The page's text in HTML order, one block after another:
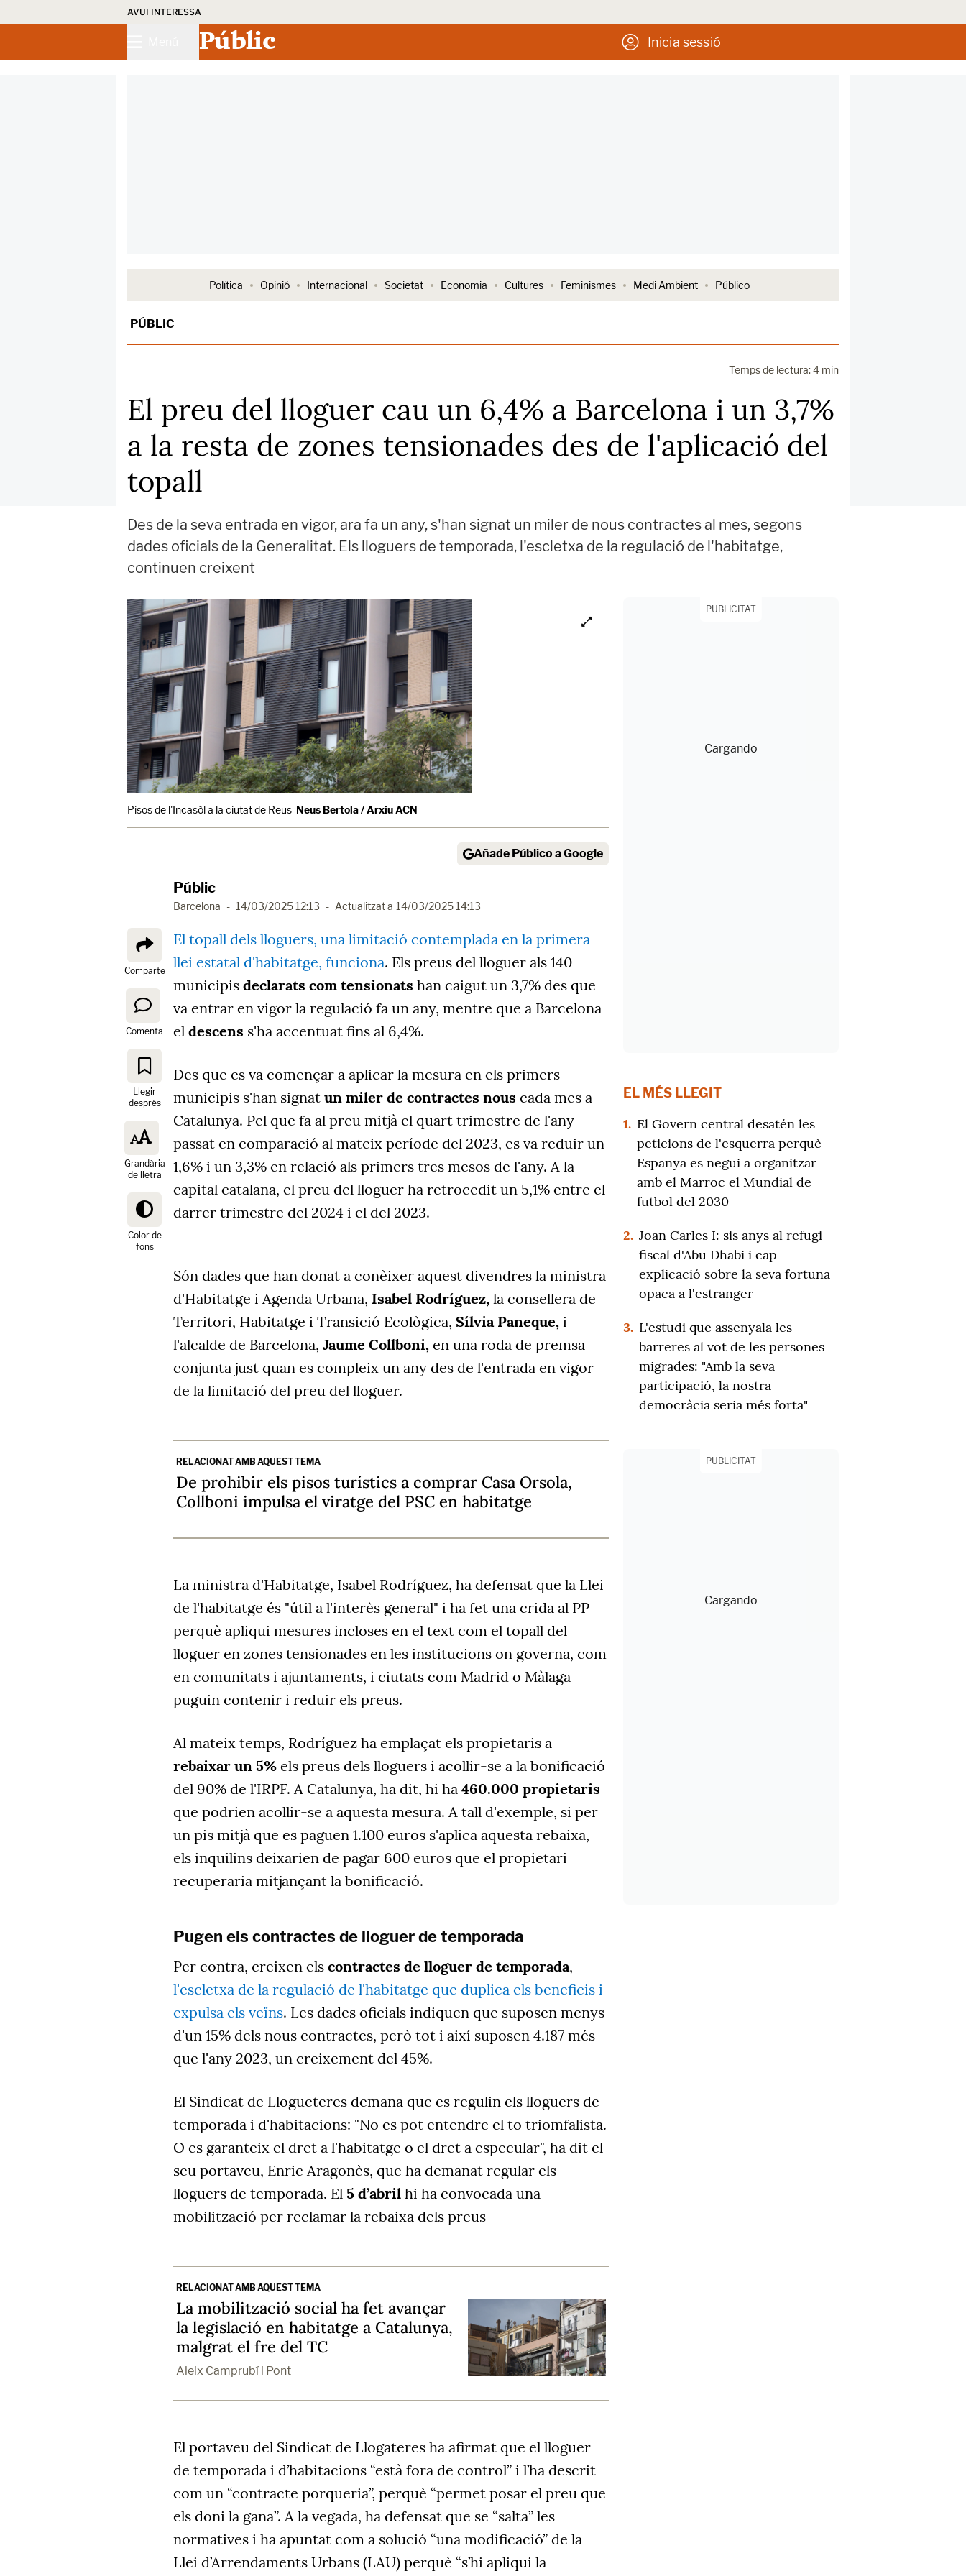
AVUI INTERESSA
Públic Inicia sessió
Política Opinió Internacional Societat Economia Cultures Feminismes Medi Ambient Público
PÚBLIC
Temps de lectura: 4 min
El preu del lloguer cau un 6,4% a Barcelona i un 3,7%
a la resta de zones tensionades des de l'aplicació del
topall
Des de la seva entrada en vigor, ara fa un any, s'han signat un miler de nous contractes al mes, segons
dades oficials de la Generalitat. Els lloguers de temporada, l'escletxa de la regulació de l'habitatge,
continuen creixent
Pisos de l'Incasòl a la ciutat de Reus Neus Bertola / Arxiu ACN
Añade Público a Google
Públic
Barcelona - 14/03/2025 12:13 - Actualitzat a 14/03/2025 14:13
Comparte
Comenta
Llegir
després
Grandària
de lletra
Color de
fons
El topall dels lloguers, una limitació contemplada en la primera
llei estatal d'habitatge, funciona. Els preus del lloguer als 140
municipis declarats com tensionats han caigut un 3,7% des que
va entrar en vigor la regulació fa un any, mentre que a Barcelona
el descens s'ha accentuat fins al 6,4%.
Des que es va començar a aplicar la mesura en els primers
municipis s'han signat un miler de contractes nous cada mes a
Catalunya. Pel que fa al preu mitjà el quart trimestre de l'any
passat en comparació al mateix període del 2023, es va reduir un
1,6% i un 3,3% en relació als primers tres mesos de l'any. A la
capital catalana, el preu del lloguer ha retrocedit un 5,1% entre el
darrer trimestre del 2024 i el del 2023.
Són dades que han donat a conèixer aquest divendres la ministra
d'Habitatge i Agenda Urbana, Isabel Rodríguez, la consellera de
Territori, Habitatge i Transició Ecològica, Sílvia Paneque, i
l'alcalde de Barcelona, Jaume Collboni, en una roda de premsa
conjunta just quan es compleix un any des de l'entrada en vigor
de la limitació del preu del lloguer.
RELACIONAT AMB AQUEST TEMA
De prohibir els pisos turístics a comprar Casa Orsola,
Collboni impulsa el viratge del PSC en habitatge
La ministra d'Habitatge, Isabel Rodríguez, ha defensat que la Llei
de l'habitatge és "útil a l'interès general" i ha fet una crida al PP
perquè apliqui mesures incloses en el text com el topall del
lloguer en zones tensionades en les institucions on governa, com
en comunitats i ajuntaments, i ciutats com Madrid o Màlaga
puguin contenir i reduir els preus.
Al mateix temps, Rodríguez ha emplaçat els propietaris a
rebaixar un 5% els preus dels lloguers i acollir-se a la bonificació
del 90% de l'IRPF. A Catalunya, ha dit, hi ha 460.000 propietaris
que podrien acollir-se a aquesta mesura. A tall d'exemple, si per
un pis mitjà que es paguen 1.100 euros s'aplica aquesta rebaixa,
els inquilins deixarien de pagar 600 euros que el propietari
recuperaria mitjançant la bonificació.
Pugen els contractes de lloguer de temporada
Per contra, creixen els contractes de lloguer de temporada,
l'escletxa de la regulació de l'habitatge que duplica els beneficis i
expulsa els veïns. Les dades oficials indiquen que suposen menys
d'un 15% dels nous contractes, però tot i així suposen 4.187 més
que l'any 2023, un creixement del 45%.
El Sindicat de Llogueteres demana que es regulin els lloguers de
temporada i d'habitacions: "No es pot entendre el to triomfalista.
O es garanteix el dret a l'habitatge o el dret a especular", ha dit el
seu portaveu, Enric Aragonès, que ha demanat regular els
lloguers de temporada. El 5 d’abril hi ha convocada una
mobilització per reclamar la rebaixa dels preus
RELACIONAT AMB AQUEST TEMA
La mobilització social ha fet avançar
la legislació en habitatge a Catalunya,
malgrat el fre del TC
Aleix Camprubí i Pont
El portaveu del Sindicat de Llogateres ha afirmat que el lloguer
de temporada i d’habitacions “està fora de control” i l’ha descrit
com un “contracte porqueria”, perquè “permet posar el preu que
els doni la gana”. A la vegada, ha defensat que se “salta” les
normatives i ha apuntat com a solució “una modificació” de la
Llei d’Arrendaments Urbans (LAU) perquè “s’hi apliqui la
PUBLICITAT
EL MÉS LLEGIT
1. El Govern central desatén les
peticions de l'esquerra perquè
Espanya es negui a organitzar
amb el Marroc el Mundial de
futbol del 2030
2. Joan Carles I: sis anys al refugi
fiscal d'Abu Dhabi i cap
explicació sobre la seva fortuna
opaca a l'estranger
3. L'estudi que assenyala les
barreres al vot de les persones
migrades: "Amb la seva
participació, la nostra
democràcia seria més forta"
PUBLICITAT